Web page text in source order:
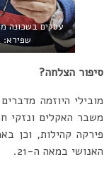
עסקים בשכונה
שפירא:
סיפור הצלחה?
מובילי היוזמה
משבר האקלים ונזקי
פירקה קהילות, וכן
האנושי במאה ה-21.